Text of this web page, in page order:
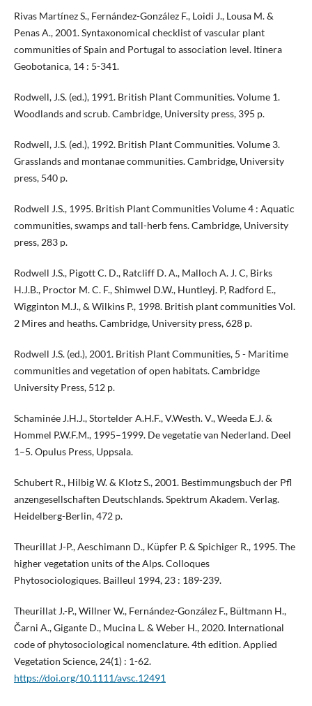
Rivas Martínez S., Fernández-González F., Loidi J., Lousa M. &
Penas A., 2001. Syntaxonomical checklist of vascular plant
communities of Spain and Portugal to association level. Itinera
Geobotanica, 14 : 5-341.
Rodwell, J.S. (ed.), 1991. British Plant Communities. Volume 1.
Woodlands and scrub. Cambridge, University press, 395 p.
Rodwell, J.S. (ed.), 1992. British Plant Communities. Volume 3.
Grasslands and montanae communities. Cambridge, University
press, 540 p.
Rodwell J.S., 1995. British Plant Communities Volume 4 : Aquatic
communities, swamps and tall-herb fens. Cambridge, University
press, 283 p.
Rodwell J.S., Pigott C. D., Ratcliff D. A., Malloch A. J. C, Birks
H.J.B., Proctor M. C. F., Shimwel D.W., Huntleyj. P, Radford E.,
Wigginton M.J., & Wilkins P., 1998. British plant communities Vol.
2 Mires and heaths. Cambridge, University press, 628 p.
Rodwell J.S. (ed.), 2001. British Plant Communities, 5 - Maritime
communities and vegetation of open habitats. Cambridge
University Press, 512 p.
Schaminée J.H.J., Stortelder A.H.F., V.Westh. V., Weeda E.J. &
Hommel P.W.F.M., 1995–1999. De vegetatie van Nederland. Deel
1–5. Opulus Press, Uppsala.
Schubert R., Hilbig W. & Klotz S., 2001. Bestimmungsbuch der Pfl
anzengesellschaften Deutschlands. Spektrum Akadem. Verlag.
Heidelberg-Berlin, 472 p.
Theurillat J-P., Aeschimann D., Küpfer P. & Spichiger R., 1995. The
higher vegetation units of the Alps. Colloques
Phytosociologiques. Bailleul 1994, 23 : 189-239.
Theurillat J.-P., Willner W., Fernández-González F., Bültmann H.,
Čarni A., Gigante D., Mucina L. & Weber H., 2020. International
code of phytosociological nomenclature. 4th edition. Applied
Vegetation Science, 24(1) : 1-62.
https://doi.org/10.1111/avsc.12491